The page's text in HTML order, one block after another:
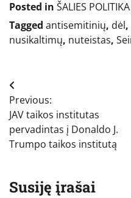
Posted in ŠALIES POLITIKA
Tagged antisemitinių, dėl,
nusikaltimų, nuteistas,
Navigacija
tarp
įrašų
Previous:
JAV taikos institutas
pervadintas į Donaldo J.
Trumpo taikos institutą
Susiję įrašai